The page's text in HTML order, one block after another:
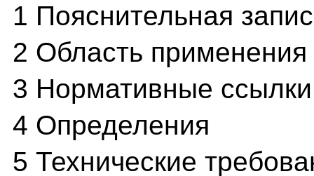
1 Пояснительная
2 Область применения
3 Нормативные ссылки
4 Определения
5 Технические